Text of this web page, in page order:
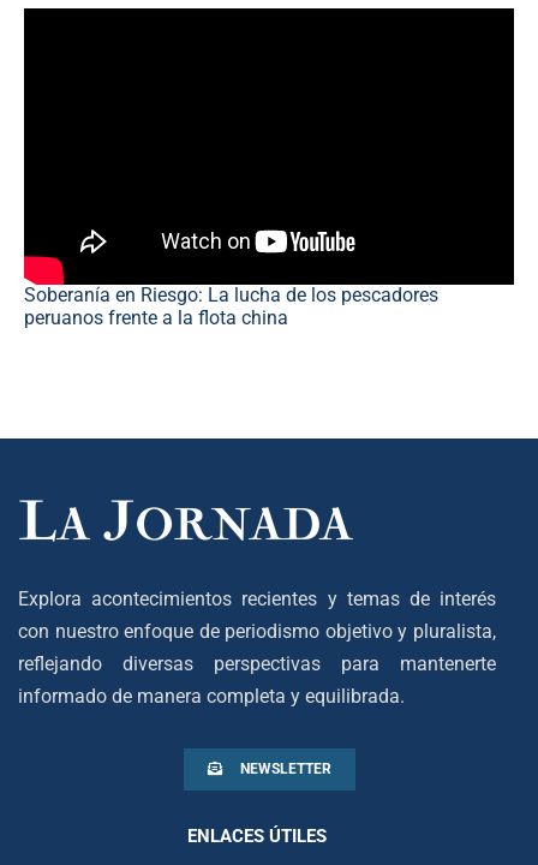
Soberanía en Riesgo: La lucha de los pescadores
peruanos frente a la flota china
Explora acontecimientos recientes y temas de interés
con nuestro enfoque de periodismo objetivo y pluralista,
reflejando diversas perspectivas para mantenerte
informado de manera completa y equilibrada.
NEWSLETTER
ENLACES ÚTILES